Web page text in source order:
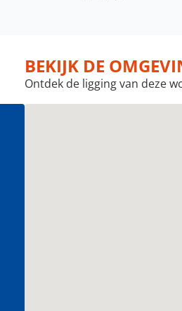
BEKIJK DE
Ontdek de ligging van deze